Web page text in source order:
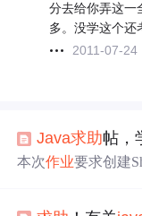
分去给你弄这一
多。没学这个还
2011-07-24
Java求助帖，
本次作业要求创建